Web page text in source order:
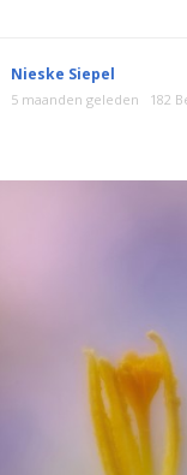
Nieske Siepel
5 maanden geleden 182